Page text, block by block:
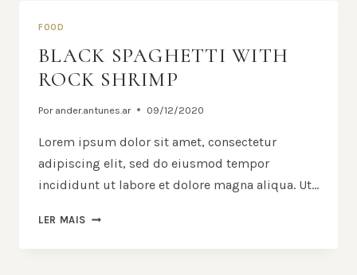
FOOD
BLACK SPAGHETTI WITH
ROCK SHRIMP
Por ander.antunes.ar 09/12/2020
Lorem ipsum dolor sit amet, consectetur
adipiscing elit, sed do eiusmod tempor
incididunt ut labore et dolore magna aliqua. Ut…
LER MAIS